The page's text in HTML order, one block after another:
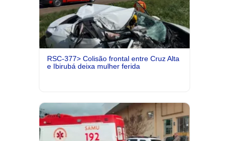
RSC-377> Colisão frontal entre Cruz Alta
e Ibirubá deixa mulher ferida